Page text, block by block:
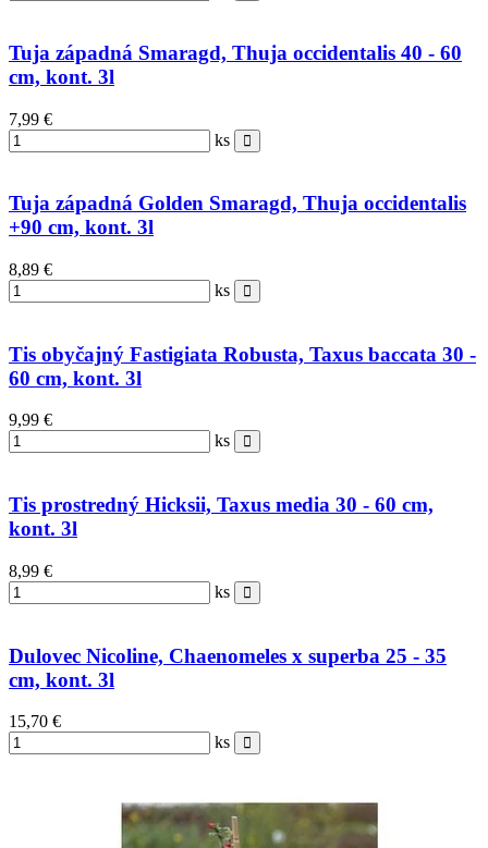
Tuja západná Smaragd, Thuja occidentalis 40 - 60
cm, kont. 3l
7,99 €
ks
Tuja západná Golden Smaragd, Thuja occidentalis
+90 cm, kont. 3l
8,89 €
ks
Tis obyčajný Fastigiata Robusta, Taxus baccata 30 -
60 cm, kont. 3l
9,99 €
ks
Tis prostredný Hicksii, Taxus media 30 - 60 cm,
kont. 3l
8,99 €
ks
Dulovec Nicoline, Chaenomeles x superba 25 - 35
cm, kont. 3l
15,70 €
ks